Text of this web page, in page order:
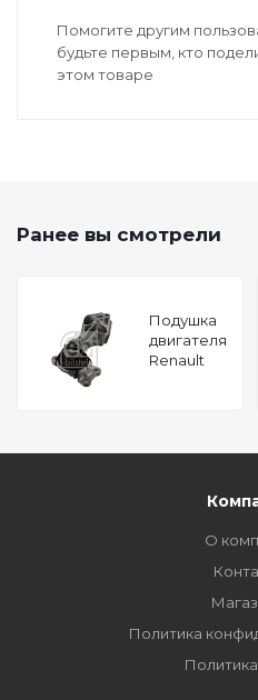
Помогите другим
будьте первым, кто
этом товаре
Ранее вы смотрели
Подушкa
двигателя
Renault
О
Политика